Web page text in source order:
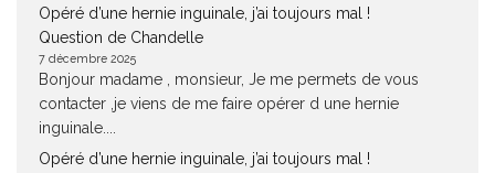
Opéré d’une hernie inguinale, j’ai toujours mal !
Question de Chandelle
7 décembre 2025
Bonjour madame , monsieur, Je me permets de vous
contacter ,je viens de me faire opérer d une hernie
inguinale....
Opéré d’une hernie inguinale, j’ai toujours mal !